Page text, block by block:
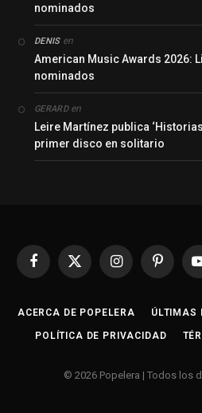
nominados
DENISen
American Music Awards 2026:
nominados
GERARDen
Leire Martínez publica
primer disco en solitario
Facebook
X
InstagramPinterest
ACERCA DE POPELERA ÚLTIMAS
POLÍTICA DE PRIVACIDAD
© 2026 Popelera | Todos los